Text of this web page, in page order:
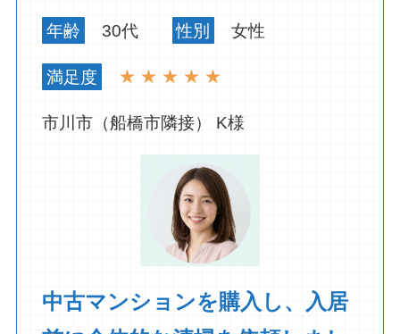
年齢 30代 性別 女性
満足度 ★ ★ ★ ★ ★
市川市（船橋市隣接） K様
中古マンションを購入し、入居